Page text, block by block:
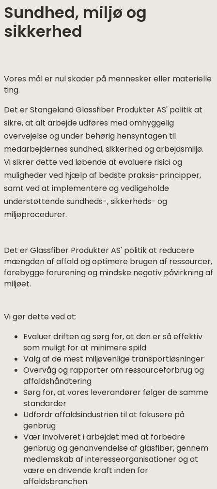
Sundhed, miljø og
sikkerhed
Vores mål er nul skader på mennesker eller materielle
ting.
Det er Stangeland Glassfiber Produkter AS' politik at
sikre, at alt arbejde udføres med omhyggelig
overvejelse og under behørig hensyntagen til
medarbejdernes sundhed, sikkerhed og arbejdsmiljø.
Vi sikrer dette ved løbende at evaluere risici og
muligheder ved hjælp af bedste praksis-principper,
samt ved at implementere og vedligeholde
understøttende sundheds-, sikkerheds- og
miljøprocedurer.
Det er Glassfiber Produkter AS' politik at reducere
mængden af affald og optimere brugen af ressourcer,
forebygge forurening og mindske negativ påvirkning af
miljøet.
Vi gør dette ved at:
Evaluer driften og sørg for, at den er så effektiv
som muligt for at minimere spild
Valg af de mest miljøvenlige transportløsninger
Overvåg og rapporter om ressourceforbrug og
affaldshåndtering
Sørg for, at vores leverandører følger de samme
standarder
Udfordr affaldsindustrien til at fokusere på
genbrug
Vær involveret i arbejdet med at forbedre
genbrug og genanvendelse af glasfiber, gennem
medlemskab af interesseorganisationer og at
være en drivende kraft inden for
affaldsbranchen.